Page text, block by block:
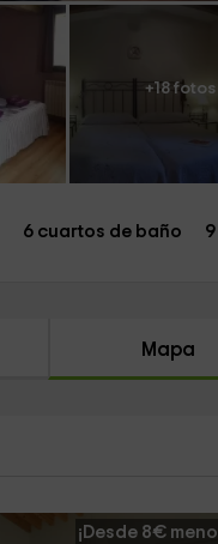
+18 fotos
6 cuartos de baño
Mapa
¡Desde 8€